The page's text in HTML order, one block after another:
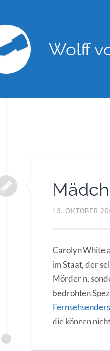
Wolff
13. OKTOBER
Carolyn White
im Staat, der
Mörderin,
bedrohten
die können